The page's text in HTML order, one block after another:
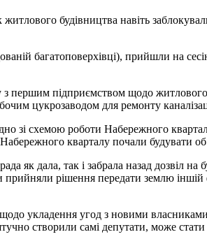
будівництва навіть
багатоповерхівці), прийшли на
з першим підприємством щодо
цукрозаводом для ремонту
зі схемою роботи Набережного
кварталу почали будувати
як дала, так і забрала назад дозвіл на
рішення передати землю
укладення угод з новими
створили самі депутати, може